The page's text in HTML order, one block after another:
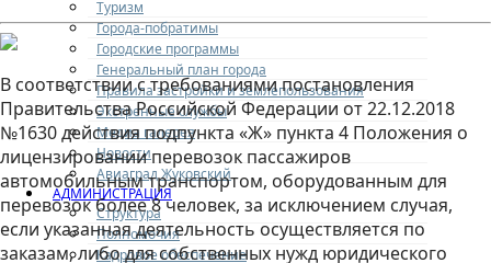
Туризм
Города-побратимы
Городские программы
Генеральный план города
Правила застройки и землепользования
Экстренные службы
Медиа галерея
Новости
Авиаград Жуковский
АДМИНИСТРАЦИЯ
Структура
Полномочия
Кадровое обеспечение
В соответствии с требованиями постановления
Правительства Российской Федерации от 22.12.2018
№1630 действия подпункта «Ж» пункта 4 Положения о
лицензировании перевозок пассажиров
автомобильным транспортом, оборудованным для
перевозок более 8 человек, за исключением случая,
если указанная деятельность осуществляется по
заказам, либо для собственных нужд юридического